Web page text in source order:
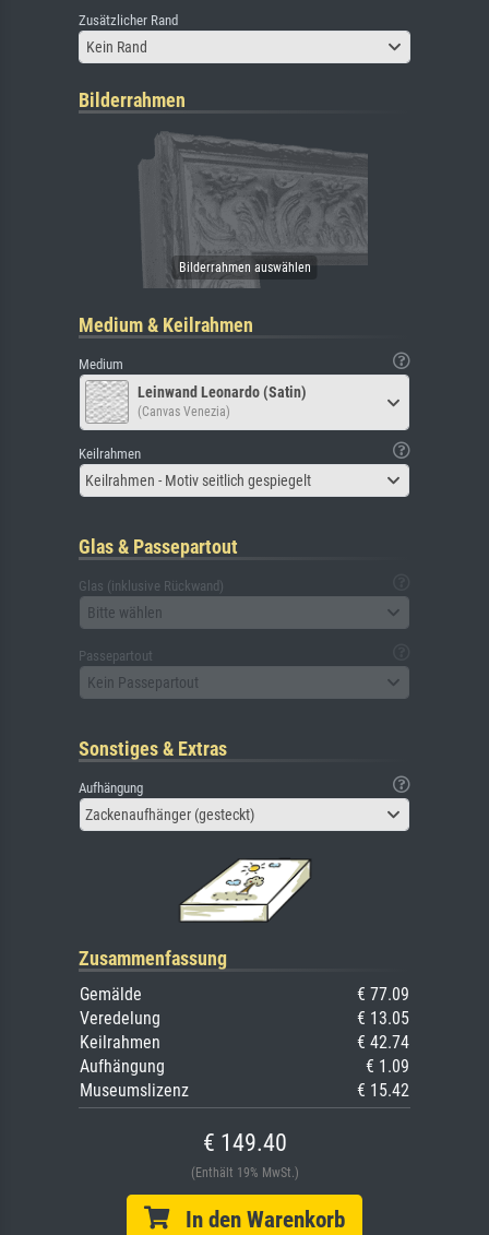
Zusätzlicher Rand
Kein Rand
Bilderrahmen
Medium & Keilrahmen
Medium
Leinwand Leonardo (Satin)
(Canvas Venezia)
Keilrahmen
Keilrahmen - Motiv seitlich gespiegelt
Glas & Passepartout
Glas (inklusive Rückwand)
Bitte wählen
Passepartout
Kein Passepartout
Sonstiges & Extras
Aufhängung
Zackenaufhänger (gesteckt)
Zusammenfassung
Gemälde
€ 77.09
Veredelung
€ 13.05
Keilrahmen
€ 42.74
Aufhängung
€ 1.09
Museumslizenz
€ 15.42
€ 149.40
(Enthält 19% MwSt.)
In den Warenkorb